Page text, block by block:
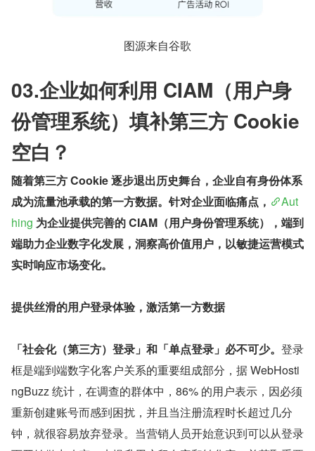
图源来自谷歌
03.企业如何利用 CIAM（用户身
份管理系统）填补第三方 Cookie
空白？
随着第三方 Cookie 逐步退出历史舞台，企业自有身份体系
成为流量池承载的第一方数据。针对企业面临痛点，
Aut
hing 为企业提供完善的 CIAM（用户身份管理系统），端到
端助力企业数字化发展，洞察高价值用户，以敏捷运营模式
实时响应市场变化。
提供丝滑的用户登录体验，激活第一方数据
「社会化（第三方）登录」和「单点登录」必不可少。 登录
框是端到端数字化客户关系的重要组成部分，据 WebHosti
ngBuzz 统计，在调查的群体中，86% 的用户表示，因必须
重新创建账号而感到困扰，并且当注册流程时长超过几分
钟，就很容易放弃登录。当营销人员开始意识到可以从登录